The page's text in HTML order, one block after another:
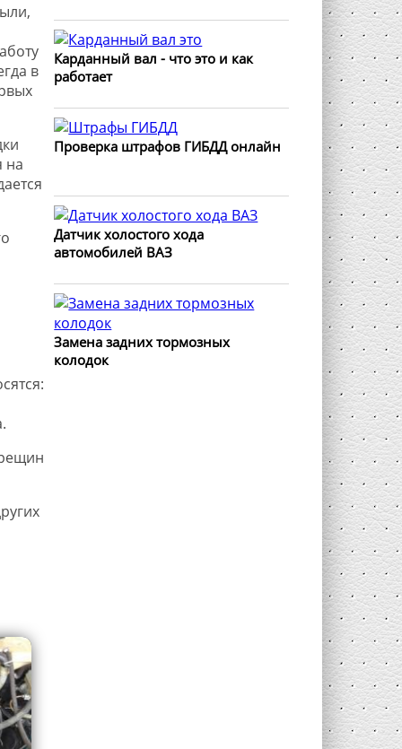
в
на
Карданный вал - что это и как
работает
Проверка штрафов ГИБДД онлайн
Датчик холостого хода
автомобилей ВАЗ
Замена задних тормозных
колодок